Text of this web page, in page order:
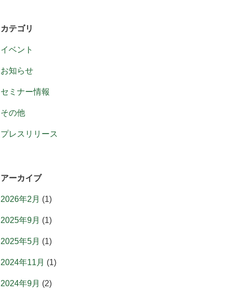
カテゴリ
イベント
お知らせ
セミナー情報
その他
プレスリリース
アーカイブ
2026年2月 (1)
2025年9月 (1)
2025年5月 (1)
2024年11月 (1)
2024年9月 (2)